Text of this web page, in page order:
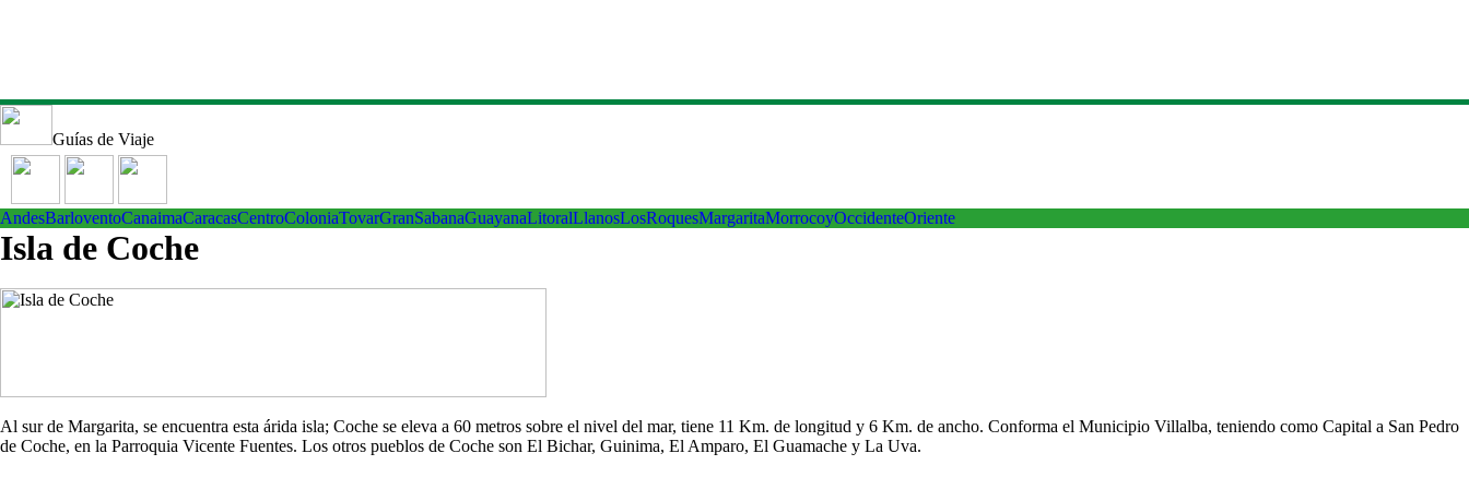
Guías de Viaje
AndesBarloventoCanaimaCaracasCentroColoniaTovarGranSabanaGuayanaLitoralLlanosLosRoquesMargaritaMorrocoyOccidenteOriente
Isla de Coche
Al sur de Margarita, se encuentra esta árida isla; Coche se eleva a 60 metros sobre el nivel del mar, tiene 11 Km. de longitud y 6 Km. de ancho. Conforma el Municipio Villalba, teniendo como Capital a San Pedro
de Coche, en la Parroquia Vicente Fuentes. Los otros pueblos de Coche son El Bichar, Guinima, El Amparo, El Guamache y La Uva.